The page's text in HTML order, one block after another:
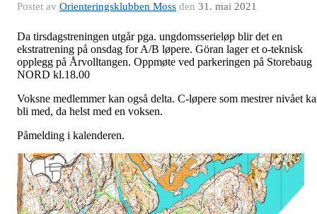
Postet av Orienteringsklubben Moss den 31. mai 2021
Da tirsdagstreningen utgår pga. ungdomsserieløp blir det en
ekstratrening på onsdag for A/B løpere. Göran lager et o-teknisk
opplegg på Årvolltangen. Oppmøte ved parkeringen på Storebaug
NORD kl.18.00
Voksne medlemmer kan også delta. C-løpere som mestrer nivået
bli med, da helst med en voksen.
Påmelding i kalenderen.